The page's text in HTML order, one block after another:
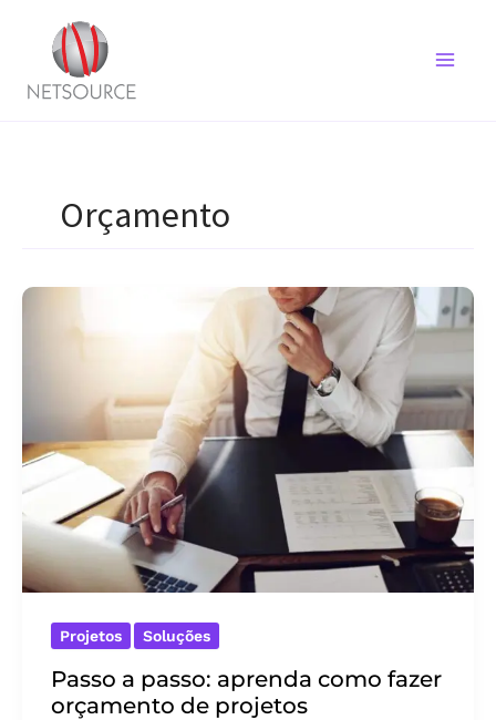
conteúdo
Orçamento
Projetos Soluções
Passo a passo: aprenda como fazer
orçamento de projetos